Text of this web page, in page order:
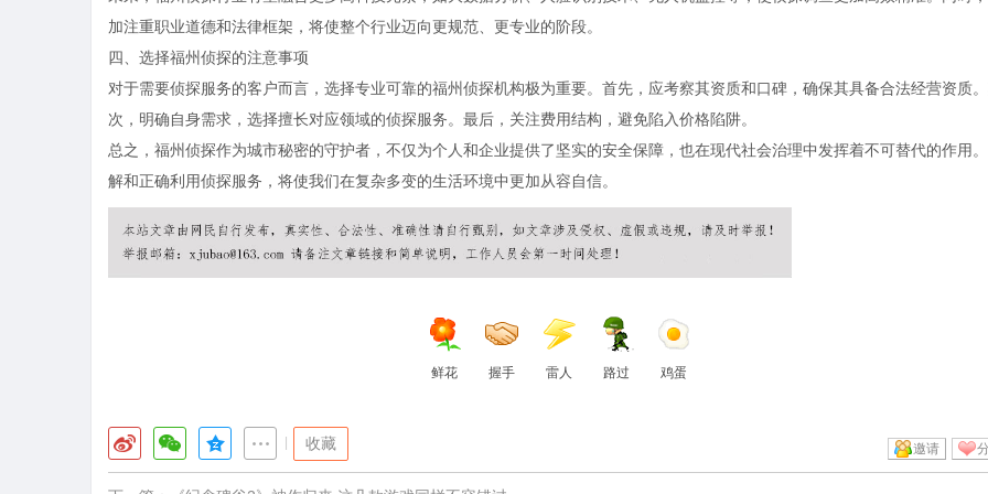
加注重职业道德和法律框架，将使整个行业迈向更规范、更专业的阶段。
四、选择福州侦探的注意事项
对于需要侦探服务的客户而言，选择专业可靠的福州侦探机构极为重要。首先，应考察其资质和口碑，确保其具备合法经营资质
次，明确自身需求，选择擅长对应领域的侦探服务。最后，关注费用结构，避免陷入价格陷阱。
总之，福州侦探作为城市秘密的守护者，不仅为个人和企业提供了坚实的安全保障，也在现代社会治理中发挥着不可替代的作用
解和正确利用侦探服务，将使我们在复杂多变的生活环境中更加从容自信。
鲜花 握手 雷人 路过 鸡蛋
收藏 邀请